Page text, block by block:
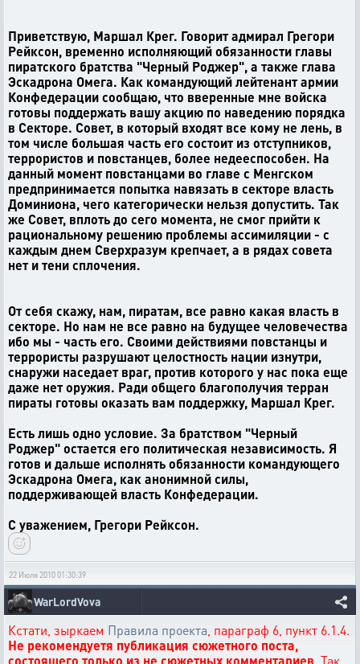
Приветствую, Маршал Крег. Говорит адмирал Грегори
Рейксон, временно исполняющий обязанности главы
пиратского братства "Черный Роджер", а также глава
Эскадрона Омега. Как командующий лейтенант армии
Конфедерации сообщаю, что вверенные мне войска
готовы поддержать вашу акцию по наведению порядка
в Секторе. Совет, в который входят все кому не лень, в
том числе большая часть его состоит из отступников,
террористов и повстанцев, более недееспособен. На
данный момент повстанцами во главе с Менгском
предпринимается попытка навязать в секторе власть
Доминиона, чего категорически нельзя допустить. Так
же Совет, вплоть до сего момента, не смог прийти к
рациональному решению проблемы ассимиляции - с
каждым днем Сверхразум крепчает, а в рядах совета
нет и тени сплочения.
От себя скажу, нам, пиратам, все равно какая власть в
секторе. Но нам не все равно на будущее человечества
ибо мы - часть его. Своими действиями повстанцы и
террористы разрушают целостность нации изнутри,
снаружи наседает враг, против которого у нас пока еще
даже нет оружия. Ради общего благополучия терран
пираты готовы оказать вам поддержку, Маршал Крег.
Есть лишь одно условие. За братством "Черный
Роджер" остается его политическая независимость. Я
готов и дальше исполнять обязанности командующего
Эскадрона Омега, как анонимной силы,
поддерживающей власть Конфедерации.
С уважением, Грегори Рейксон.
22 Июля 2010 01:30:39
WarLordVova
Кстати, зыркаем Правила проекта, параграф 6, пункт 6.1.4.
Не рекомендуетя публикация сюжетного поста,
состоящего только из не сюжетных комментариев. Так